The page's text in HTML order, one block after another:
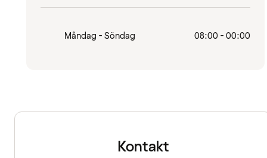
Måndag - Söndag 08:00 - 00:00
Kontakt